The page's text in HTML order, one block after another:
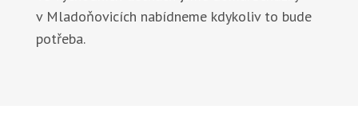
v Mladoňovicích nabídneme kdykoliv to bude
potřeba.